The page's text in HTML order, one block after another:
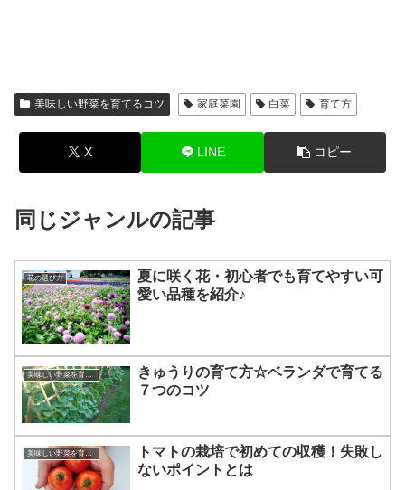
美味しい野菜を育てるコツ 家庭菜園 白菜 育て方
X LINE コピー
同じジャンルの記事
花の選び方
夏に咲く花・初心者でも育てやすい可
愛い品種を紹介♪
美味しい野菜を育てるコツ
きゅうりの育て方☆ベランダで育てる
７つのコツ
美味しい野菜を育てるコツ
トマトの栽培で初めての収穫！失敗し
ないポイントとは